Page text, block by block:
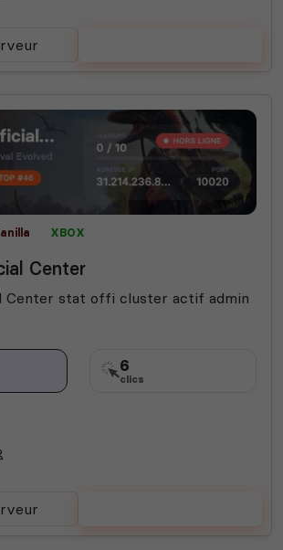
XBOX
Center
Center stat offi cluster actif admin
6
clics